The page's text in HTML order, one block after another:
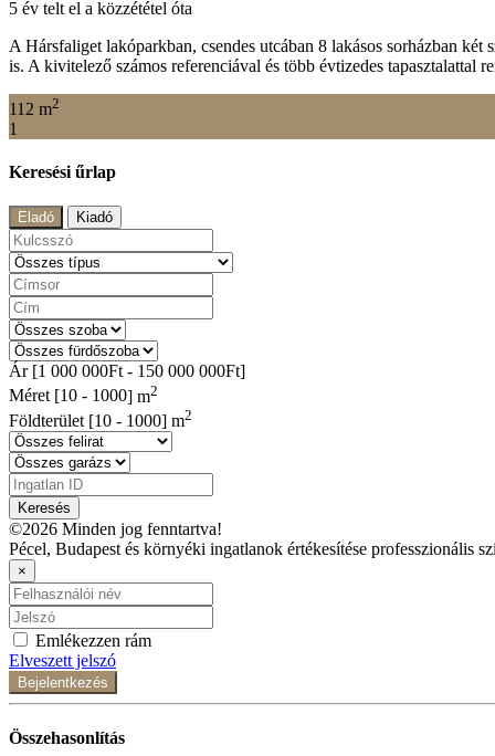
5 év telt el a közzététel óta
A Hársfaliget lakóparkban, csendes utcában 8 lakásos sorházban
is. A kivitelező számos referenciával és több évtizedes
112 m2
1
Keresési űrlap
Eladó Kiadó
Ár [1 000 000Ft - 150 000 000Ft]
Méret [10 - 1000] m2
Földterület [10 - 1000] m2
Keresés
©2026 Minden jog fenntartva!
Pécel, Budapest és környéki ingatlanok értékesítése professzionális
×
Emlékezzen rám
Elveszett jelszó
Bejelentkezés
Összehasonlítás